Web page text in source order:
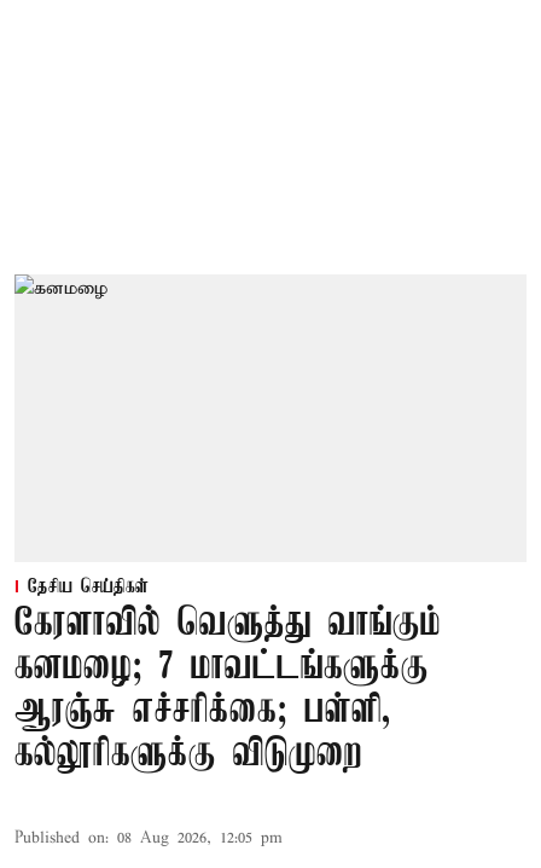
தேசிய செய்திகள்
கேரளாவில் வெளுத்து வாங்கும்
கனமழை; 7 மாவட்டங்களுக்கு
ஆரஞ்சு எச்சரிக்கை; பள்ளி,
கல்லூரிகளுக்கு விடுமுறை
Published on: 08 Aug 2026, 12:05 pm